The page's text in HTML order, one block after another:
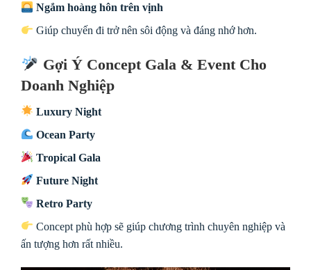
Ngắm hoàng hôn trên vịnh
Giúp chuyến đi trở nên sôi động và đáng nhớ hơn.
Gợi Ý Concept Gala & Event Cho
Doanh Nghiệp
Luxury Night
Ocean Party
Tropical Gala
Future Night
Retro Party
Concept phù hợp sẽ giúp chương trình chuyên nghiệp và
ấn tượng hơn rất nhiều.